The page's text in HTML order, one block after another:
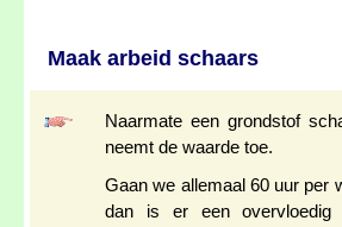
Maak arbeid schaars
Naarmate een grondstof
neemt de waarde toe.
Gaan we allemaal 60 uur per
dan is er een overvloedig